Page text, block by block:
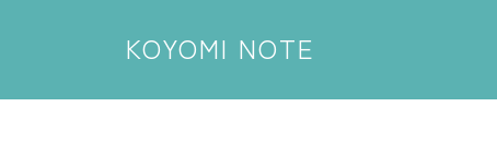
KOYOMI NOTE